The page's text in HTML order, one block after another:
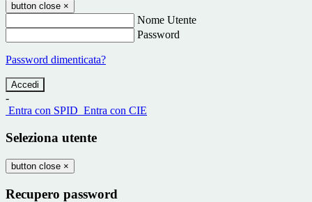
button close ×
Nome Utente
Password
Password dimenticata?
-
Entra con SPID Entra con CIE
Seleziona utente
button close ×
Recupero password